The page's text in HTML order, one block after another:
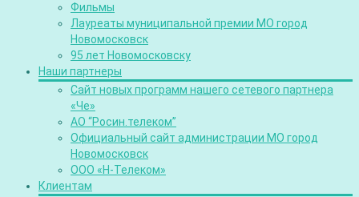
Фильмы
Лауреаты муниципальной премии МО город
Новомосковск
95 лет Новомосковску
Наши партнеры
Сайт новых программ нашего сетевого партнера
«Че»
АО “Росин.телеком”
Официальный сайт администрации МО город
Новомосковск
ООО «Н-Телеком»
Клиентам